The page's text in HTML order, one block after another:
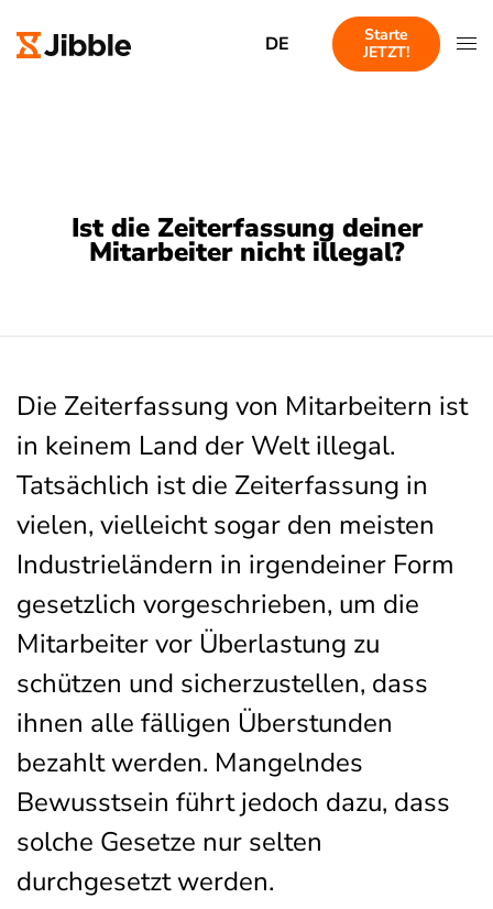
DE
Starte
JETZT!
Ist die Zeiterfassung deiner
Mitarbeiter nicht illegal?
Die Zeiterfassung von Mitarbeitern ist
in keinem Land der Welt illegal.
Tatsächlich ist die Zeiterfassung in
vielen, vielleicht sogar den meisten
Industrieländern in irgendeiner Form
gesetzlich vorgeschrieben, um die
Mitarbeiter vor Überlastung zu
schützen und sicherzustellen, dass
ihnen alle fälligen Überstunden
bezahlt werden. Mangelndes
Bewusstsein führt jedoch dazu, dass
solche Gesetze nur selten
durchgesetzt werden.